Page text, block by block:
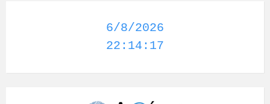
6/8/2026
22:14:18